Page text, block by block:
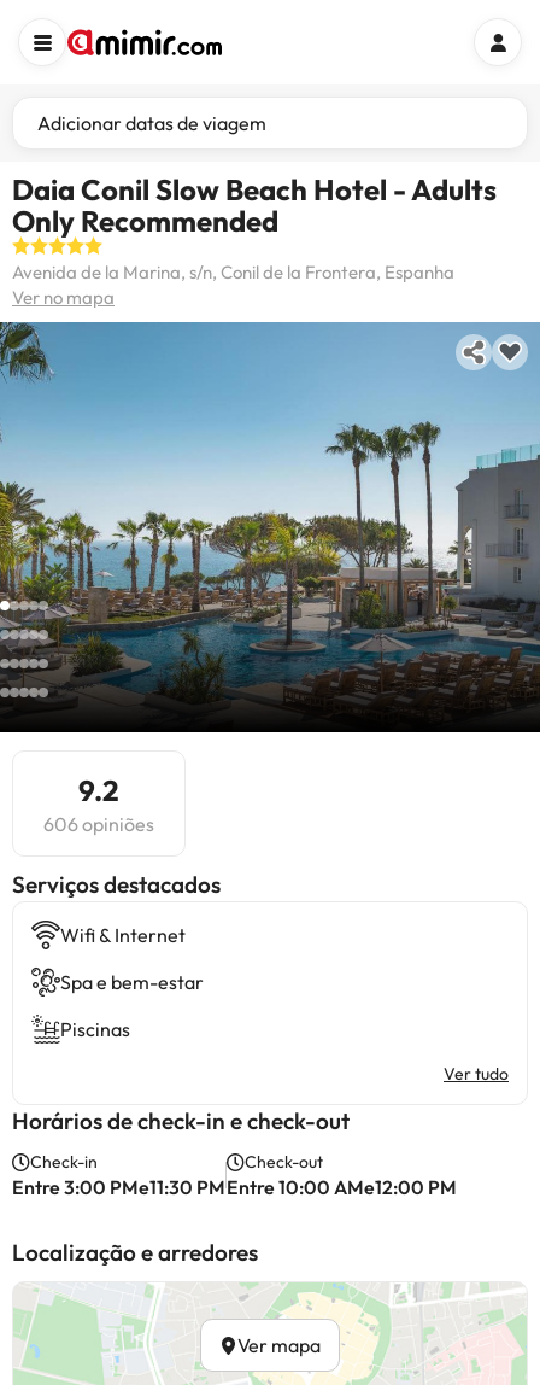
Adicionar datas de viagem
Daia Conil Slow Beach Hotel - Adults
Only Recommended
Avenida de la Marina, s/n, Conil de la Frontera, Espanha
Ver no mapa
9.2
606 opiniões
Serviços destacados
Wifi & Internet
Spa e bem-estar
Piscinas
Ver tudo
Horários de check-in e check-out
Check-in
Entre 3:00 PMe11:30 PM
Check-out
Entre 10:00 AMe12:00 PM
Localização e arredores
Ver mapa